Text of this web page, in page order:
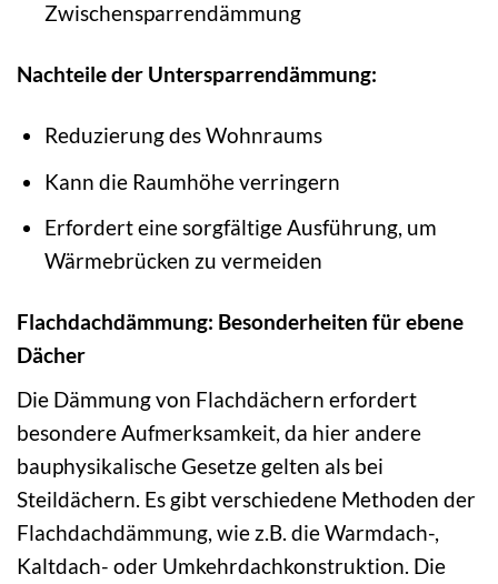
Zwischensparrendämmung
Nachteile der Untersparrendämmung:
Reduzierung des Wohnraums
Kann die Raumhöhe verringern
Erfordert eine sorgfältige Ausführung, um
Wärmebrücken zu vermeiden
Flachdachdämmung: Besonderheiten für ebene
Dächer
Die Dämmung von Flachdächern erfordert
besondere Aufmerksamkeit, da hier andere
bauphysikalische Gesetze gelten als bei
Steildächern. Es gibt verschiedene Methoden der
Flachdachdämmung, wie z.B. die Warmdach-,
Kaltdach- oder Umkehrdachkonstruktion. Die